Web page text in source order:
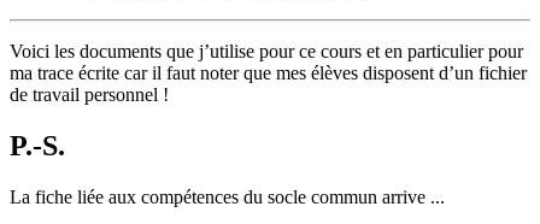
Voici les documents que j’utilise pour ce cours et en particulier pour
ma trace écrite car il faut noter que mes élèves disposent d’un fichier
de travail personnel !
P.-S.
La fiche liée aux compétences du socle commun arrive ...